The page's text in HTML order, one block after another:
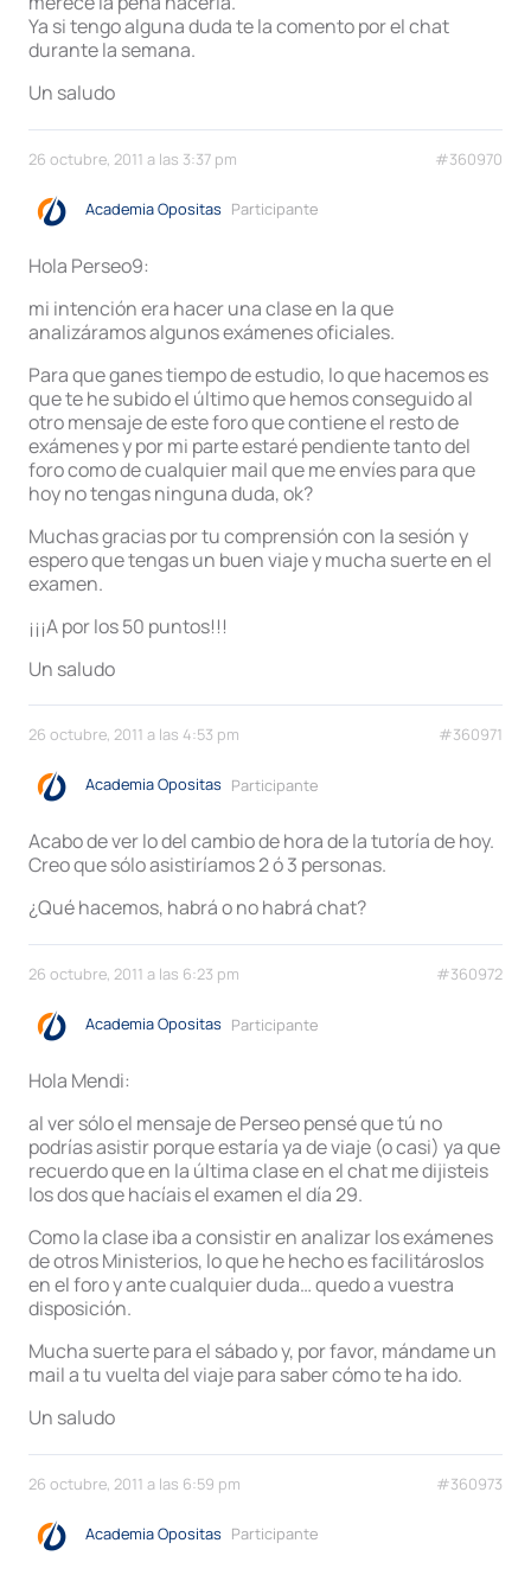
Ya si tengo alguna duda te la comento por el chat
durante la semana.
Un saludo
26 octubre, 2011 a las 3:37 pm #360970
Academia Opositas Participante
Hola Perseo9:
mi intención era hacer una clase en la que
analizáramos algunos exámenes oficiales.
Para que ganes tiempo de estudio, lo que hacemos es
que te he subido el último que hemos conseguido al
otro mensaje de este foro que contiene el resto de
exámenes y por mi parte estaré pendiente tanto del
foro como de cualquier mail que me envíes para que
hoy no tengas ninguna duda, ok?
Muchas gracias por tu comprensión con la sesión y
espero que tengas un buen viaje y mucha suerte en el
examen.
¡¡¡A por los 50 puntos!!!
Un saludo
26 octubre, 2011 a las 4:53 pm #360971
Academia Opositas Participante
Acabo de ver lo del cambio de hora de la tutoría de hoy.
Creo que sólo asistiríamos 2 ó 3 personas.
¿Qué hacemos, habrá o no habrá chat?
26 octubre, 2011 a las 6:23 pm #360972
Academia Opositas Participante
Hola Mendi:
al ver sólo el mensaje de Perseo pensé que tú no
podrías asistir porque estaría ya de viaje (o casi) ya que
recuerdo que en la última clase en el chat me dijisteis
los dos que hacíais el examen el día 29.
Como la clase iba a consistir en analizar los exámenes
de otros Ministerios, lo que he hecho es facilitároslos
en el foro y ante cualquier duda… quedo a vuestra
disposición.
Mucha suerte para el sábado y, por favor, mándame un
mail a tu vuelta del viaje para saber cómo te ha ido.
Un saludo
26 octubre, 2011 a las 6:59 pm #360973
Academia Opositas Participante